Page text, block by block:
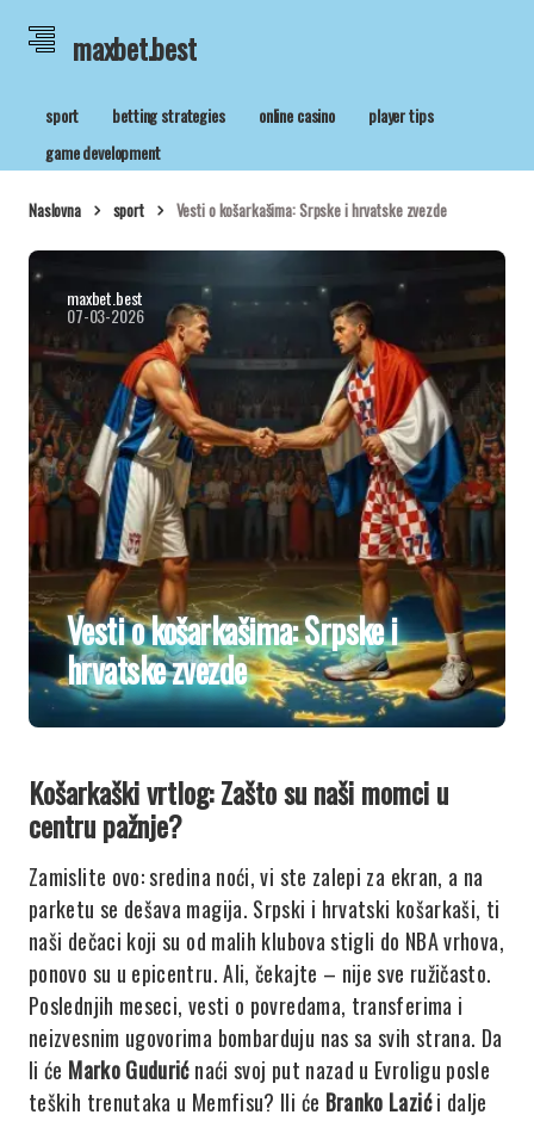
maxbet.best
sport betting strategies online casino
player tips
game development
Naslovna sport Vesti o košarkašima: Srpske i hrvatske zvezde
maxbet.best
07-03-2026
Vesti o košarkašima: Srpske i
hrvatske zvezde
Košarkaški vrtlog: Zašto su naši momci u
centru pažnje?
Zamislite ovo: sredina noći, vi ste zalepi za ekran, a na
parketu se dešava magija. Srpski i hrvatski košarkaši, ti
naši dečaci koji su od malih klubova stigli do NBA vrhova,
ponovo su u epicentru. Ali, čekajte – nije sve ružičasto.
Poslednjih meseci, vesti o povredama, transferima i
neizvesnim ugovorima bombarduju nas sa svih strana. Da
li će Marko Gudurićnaći svoj put nazad u Evroligu posle
teških trenutaka u Memfisu? Ili će Branko Lazići dalje